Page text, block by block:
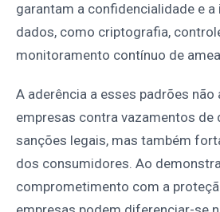
garantam a confidencialidade e
dados, como criptografia,
monitoramento contínuo de
A aderência a esses padrões não
empresas contra vazamentos de
sanções legais, mas também
dos consumidores. Ao
comprometimento com a